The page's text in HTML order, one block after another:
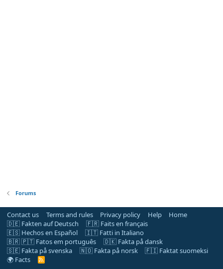
Forums
Contact us Terms and rules Privacy policy Help
Home
🇩🇪 Fakten auf Deutsch
🇫🇷 Faits en français
🇪🇸 Hechos en Español
🇮🇹 Fatti in Italiano
🇧🇷 🇵🇹 Fatos em português
🇩🇰 Fakta på dansk
🇸🇪 Fakta på svenska
🇳🇴 Fakta på norsk
🇫🇮 Faktat suomeksi
🌍 Facts
R